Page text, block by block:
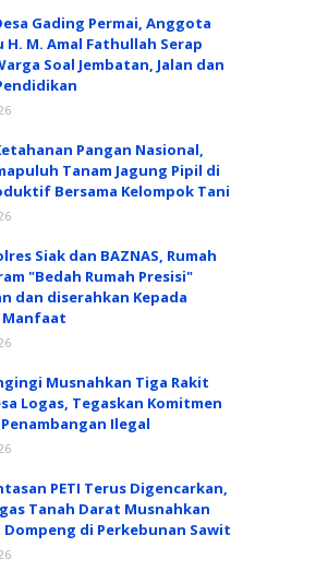
Gading Permai, Anggota
H. M. Amal Fathullah Serap
Soal Jembatan, Jalan dan
Pangan Nasional,
Tanam Jagung Pipil di
Bersama Kelompok Tani
Siak dan BAZNAS, Rumah
"Bedah Rumah Presisi"
dan diserahkan Kepada
Manfaat
Musnahkan Tiga Rakit
Logas, Tegaskan Komitmen
Ilegal
PETI Terus Digencarkan,
Tanah Darat Musnahkan
di Perkebunan Sawit